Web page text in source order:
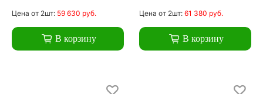
Цена от 2шт: 59 630 руб.
В корзину
Цена от 2шт: 61 380 руб.
В корзину